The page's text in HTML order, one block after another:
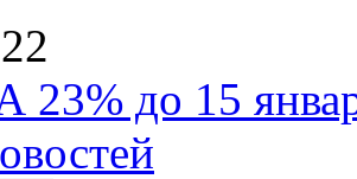
до 15